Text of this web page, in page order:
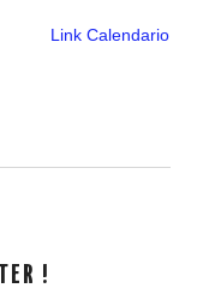
Link Calendario
!